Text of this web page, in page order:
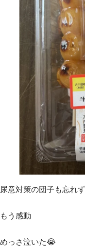
尿意対策の団子も忘れ
もう感動
めっさ泣いた😭